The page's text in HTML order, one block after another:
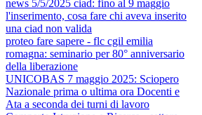
news 5/5/2025 ciad: fino al 9 maggio
l'inserimento, cosa fare chi aveva inserito
una ciad non valida
proteo fare sapere - flc cgil emilia
romagna: seminario per 80° anniversario
della liberazione
UNICOBAS 7 maggio 2025: Sciopero
Nazionale prima o ultima ora Docenti e
Ata a seconda dei turni di lavoro